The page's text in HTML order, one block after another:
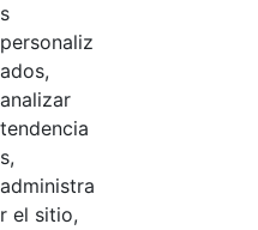
s
personaliz
ados,
analizar
tendencia
s,
administra
r el sitio,